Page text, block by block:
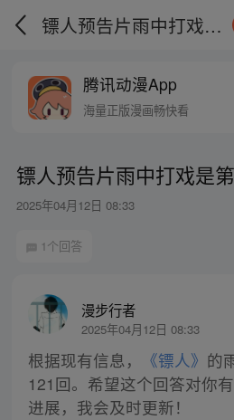
镖人预告片雨中打戏是第几集
腾讯动漫App
海量正版漫画畅快看
镖人预告片雨中打戏是
2025年04月12日 08:33
1个回答
漫步行者
2025年04月12日 08:33
根据现有信息， 《镖人》 的
121回。希望这个回答对你
进展，我会及时更新！